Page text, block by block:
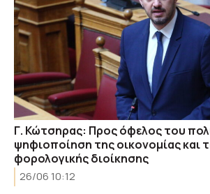
Γ. Κώτσηρας: Προς όφελος του
ψηφιοποίηση της οικονομίας και
φορολογικής διοίκησης
26/06 10:12